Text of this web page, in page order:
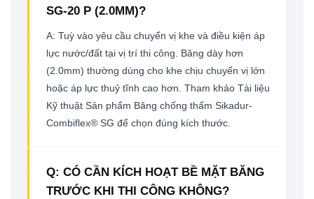
SG-20 P (2.0MM)?
A: Tuỳ vào yêu cầu chuyển vị khe và điều kiện áp
lực nước/đất tại vị trí thi công. Băng dày hơn
(2.0mm) thường dùng cho khe chịu chuyển vị lớn
hoặc áp lực thuỷ tĩnh cao hơn. Tham khảo Tài liệu
Kỹ thuật Sản phẩm Băng chống thấm Sikadur-
Combiflex® SG để chọn đúng kích thước.
Q: CÓ CẦN KÍCH HOẠT BỀ MẶT BĂNG
TRƯỚC KHI THI CÔNG KHÔNG?